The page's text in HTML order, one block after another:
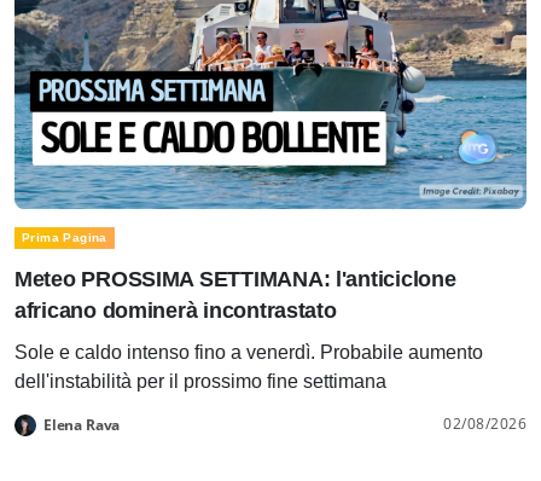
Prima Pagina
Meteo PROSSIMA SETTIMANA: l'anticiclone
africano dominerà incontrastato
Sole e caldo intenso fino a venerdì. Probabile aumento
dell'instabilità per il prossimo fine settimana
Elena Rava 02/08/2026